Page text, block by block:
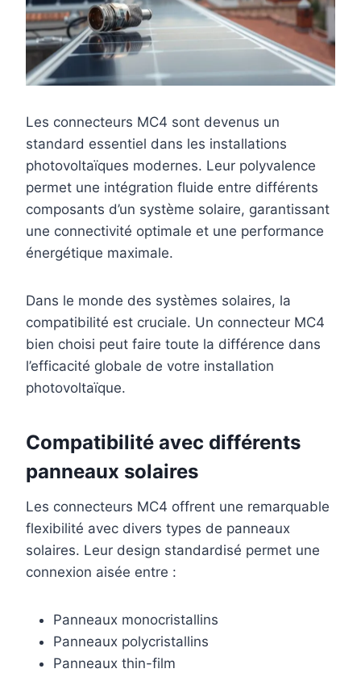
Les connecteurs MC4 sont devenus un
standard essentiel dans les installations
photovoltaïques modernes. Leur polyvalence
permet une intégration fluide entre différents
composants d’un système solaire, garantissant
une connectivité optimale et une performance
énergétique maximale.
Dans le monde des systèmes solaires, la
compatibilité est cruciale. Un connecteur MC4
bien choisi peut faire toute la différence dans
l’efficacité globale de votre installation
photovoltaïque.
Compatibilité avec différents
panneaux solaires
Les connecteurs MC4 offrent une remarquable
flexibilité avec divers types de panneaux
solaires. Leur design standardisé permet une
connexion aisée entre :
Panneaux monocristallins
Panneaux polycristallins
Panneaux thin-film